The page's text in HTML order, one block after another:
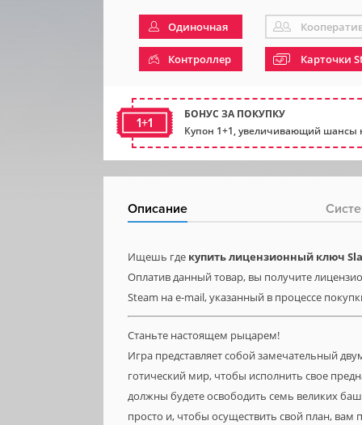
Одиночная
Контроллер Карточки
1+1
БОНУС ЗА ПОКУПКУ
Купон 1+1, увеличивающий шансы
Описание
Ищешь где купить лицензионный ключ
Оплатив данный товар, вы получите
Steam на e-mail, указанный в процессе
Станьте настоящем рыцарем!
Игра представляет собой замечательный
готический мир, чтобы исполнить свое
должны будете освободить семь великих
просто и, чтобы осуществить свой план, вам